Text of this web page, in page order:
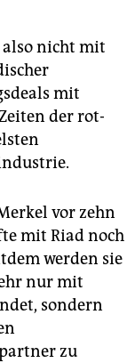
nicht mit
mit
der rot-
vor zehn
mit Riad noch
werden sie
nur mit
sondern
zu